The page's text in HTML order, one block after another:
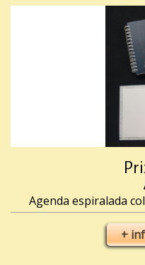
Agenda espiralada
+